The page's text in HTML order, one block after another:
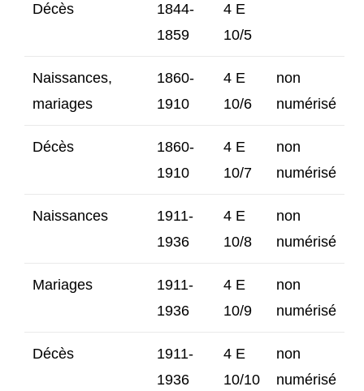
Décès
1844-
1859
4 E
10/5
Naissances,
mariages
1860-
1910
4 E
10/6
non
numérisé
Décès
1860-
1910
4 E
10/7
non
numérisé
Naissances
1911-
1936
4 E
10/8
non
numérisé
Mariages
1911-
1936
4 E
10/9
non
numérisé
Décès
1911-
1936
4 E
10/10
non
numérisé